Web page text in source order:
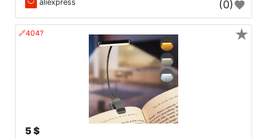
aliexpress (0)
🔗404?
5 $
★